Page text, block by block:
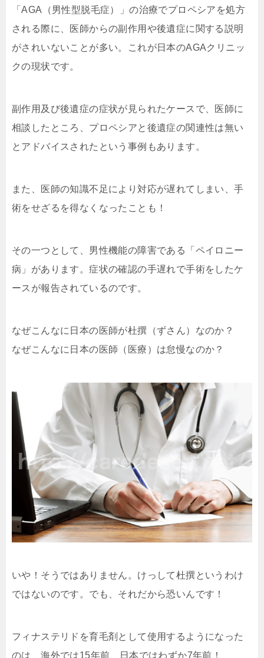
「AGA（男性型脱毛症）」の治療でプロペシアを処方
される際に、医師からの副作用や後遺症に関する説明
がされいないことが多い。これが日本のAGAクリニッ
クの現状です。
副作用及び後遺症の症状が見られたケースで、医師に
相談したところ、プロペシアと後遺症の関連性は無い
とアドバイスされたという事例もあります。
また、医師の知識不足により対応が遅れてしまい、手
術をせざるを得なくなったことも！
その一つとして、男性機能の障害である「ペイロニー
病」があります。症状の確認の手遅れで手術をしたケ
ースが報告されているのです。
なぜこんなに日本の医師が杜撰（ずさん）なのか？
なぜこんなに日本の医師（医療）は怠慢なのか？
いや！そうではありません。けっして杜撰というわけ
ではないのです。でも、それだから恐いんです！
フィナステリドを育毛剤として使用するようになった
のは、海外では15年前、日本ではわずか7年前！